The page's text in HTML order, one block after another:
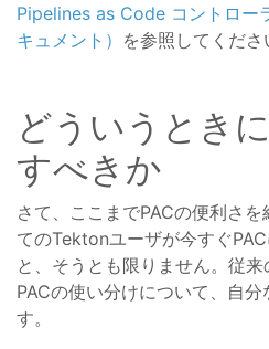
Pipelines as Code コントロー
キュメント） を参照してくださ
どういうとき
すべきか
さて、ここまでPACの便利さ
てのTektonユーザが今すぐ
と、そうとも限りません。従
PACの使い分けについて、自
す。